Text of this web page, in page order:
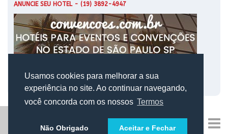
Usamos cookies para melhorar a sua
experiência no site. Ao continuar navegando,
você concorda com os nossos Termos
Não Obrigado Aceitar e Fechar
ANUNCIE SEU HOTEL- (19) 3892-4947